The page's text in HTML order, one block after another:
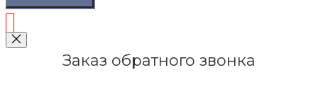
Заказ обратного звонка